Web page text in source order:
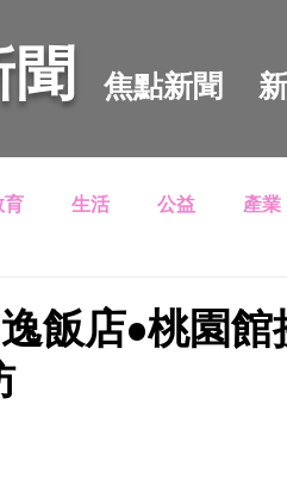
焦點新聞
育 生活 公益 產業
飯店•桃園館